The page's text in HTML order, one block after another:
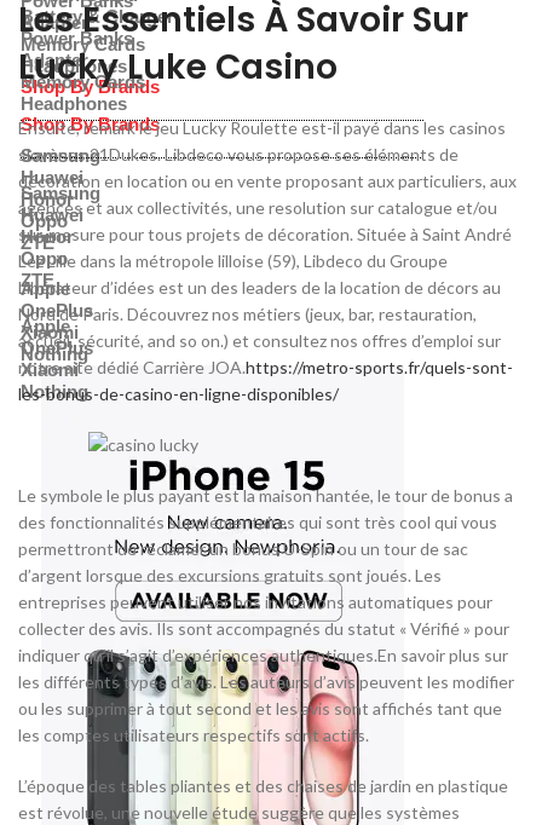
Adapter
Memory Cards
Headphones
Shop By Brands
Samsung
Huawei
Honor
Oppo
ZTE
Apple
OnePlus
Xiaomi
Nothing
Battery & Charger
Power Banks
Adapter
Memory Cards
Headphones
Shop By Brands
Samsung
Huawei
Honor
Oppo
ZTE
Apple
OnePlus
Xiaomi
Nothing
Les Essentiels À Savoir Sur
Lucky Luke Casino
Ensuite, remark le jeu Lucky Roulette est-il payé dans les casinos
slovènes 21Dukes. Libdeco vous propose ses éléments de
décoration en location ou en vente proposant aux particuliers, aux
agences et aux collectivités, une resolution sur catalogue et/ou
sur-mesure pour tous projets de décoration. Située à Saint André
Lez Lille dans la métropole lilloise (59), Libdeco du Groupe
Libérateur d’idées est un des leaders de la location de décors au
Nord de Paris. Découvrez nos métiers (jeux, bar, restauration,
accueil, sécurité, and so on.) et consultez nos offres d’emploi sur
notre site dédié Carrière JOA.https://metro-sports.fr/quels-sont-
les-bonus-de-casino-en-ligne-disponibles/
Le symbole le plus payant est la maison hantée, le tour de bonus a
des fonctionnalités supplémentaires qui sont très cool qui vous
permettront de réclamer un bonus U-Spin ou un tour de sac
d’argent lorsque des excursions gratuits sont joués. Les
entreprises peuvent utiliser nos invitations automatiques pour
collecter des avis. Ils sont accompagnés du statut « Vérifié » pour
indiquer qu’il s’agit d’expériences authentiques.En savoir plus sur
les différents types d’avis. Les auteurs d’avis peuvent les modifier
ou les supprimer à tout second et les avis sont affichés tant que
les comptes utilisateurs respectifs sont actifs.
L’époque des tables pliantes et des chaises de jardin en plastique
est révolue, une nouvelle étude suggère que les systèmes